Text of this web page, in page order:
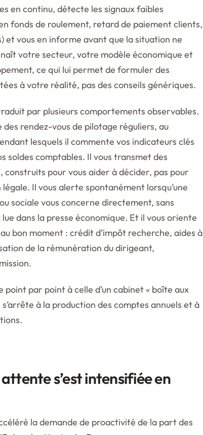
en continu, détecte les signaux faibles
fonds de roulement, retard de paiement clients,
et vous en informe avant que la situation ne
votre secteur, votre modèle économique et
ce qui lui permet de formuler des
à votre réalité, pas des conseils génériques.
par plusieurs comportements observables.
des rendez-vous de pilotage réguliers, au
lesquels il commente vos indicateurs clés
soldes comptables. Il vous transmet des
construits pour vous aider à décider, pas pour
Il vous alerte spontanément lorsqu’une
sociale vous concerne directement, sans
lue dans la presse économique. Et il vous oriente
bon moment : crédit d’impôt recherche, aides à
de la rémunération du dirigeant,
point par point à celle d’un cabinet « boîte aux
à la production des comptes annuels et à
s’est intensifiée en
la demande de proactivité de la part des